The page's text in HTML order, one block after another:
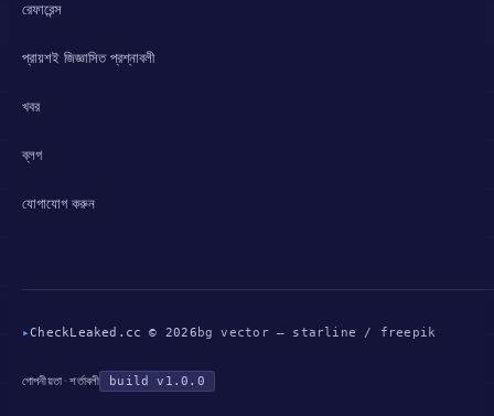
রেফারেন্স
প্রায়শই জিজ্ঞাসিত প্রশ্নাবলী
খবর
ব্লগ
যোগাযোগ করুন
▸CheckLeaked.cc © 2026 bg vector — starline / freepik
গোপনীয়তা ·শর্তাবলী build v1.0.0